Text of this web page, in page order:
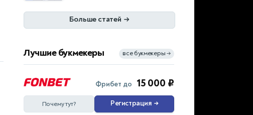
Больше статей →
Лучшие букмекеры все букмекеры →
Фрибет до 15 000 ₽
Почему тут? Регистрация →